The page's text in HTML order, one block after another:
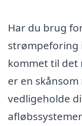
Har du brug
strømpeforing
kommet til det
er en
vedligeholde